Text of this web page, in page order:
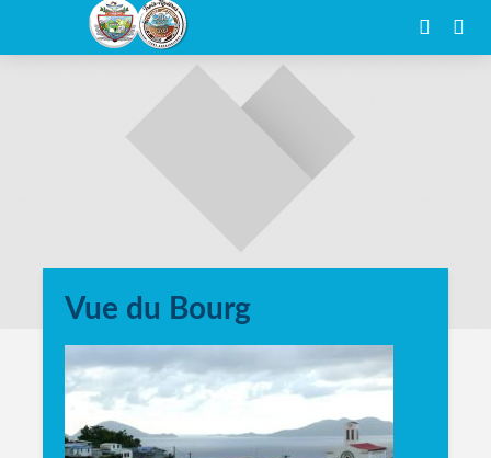
Vue du Bourg